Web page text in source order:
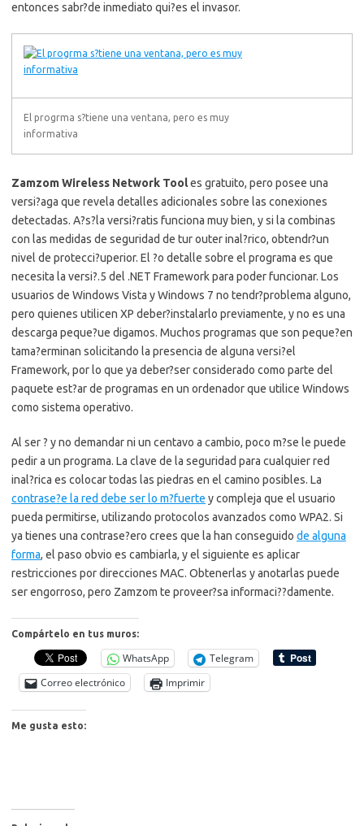
entonces sabr?de inmediato qui?es el invasor.
El progrma s?tiene una ventana, pero es muy
informativa
Zamzom Wireless Network Tooles gratuito, pero posee una
versi?aga que revela detalles adicionales sobre las conexiones
detectadas. A?s?la versi?ratis funciona muy bien, y si la combinas
con las medidas de seguridad de tur outer inal?rico, obtendr?un
nivel de protecci?uperior. El ?o detalle sobre el programa es que
necesita la versi?.5 del .NET Framework para poder funcionar. Los
usuarios de Windows Vista y Windows 7 no tendr?problema alguno,
pero quienes utilicen XP deber?instalarlo previamente, y no es una
descarga peque?ue digamos. Muchos programas que son peque?en
tama?erminan solicitando la presencia de alguna versi?el
Framework, por lo que ya deber?ser considerado como parte del
paquete est?ar de programas en un ordenador que utilice Windows
como sistema operativo.
Al ser ? y no demandar ni un centavo a cambio, poco m?se le puede
pedir a un programa. La clave de la seguridad para cualquier red
inal?rica es colocar todas las piedras en el camino posibles. La
contrase?e la red debe ser lo m?fuerte y compleja que el usuario
pueda permitirse, utilizando protocolos avanzados como WPA2. Si
ya tienes una contrase?ero crees que la han conseguido de alguna
forma, el paso obvio es cambiarla, y el siguiente es aplicar
restricciones por direcciones MAC. Obtenerlas y anotarlas puede
ser engorroso, pero Zamzom te proveer?sa informaci??damente.
Compártelo en tus muros:
WhatsApp
Telegram
Correo electrónico
Imprimir
Me gusta esto: